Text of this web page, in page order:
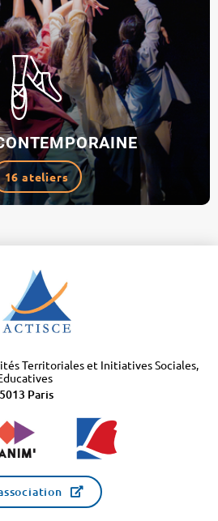
16 ateliers
Territoriales et Initiatives Sociales,
Paris